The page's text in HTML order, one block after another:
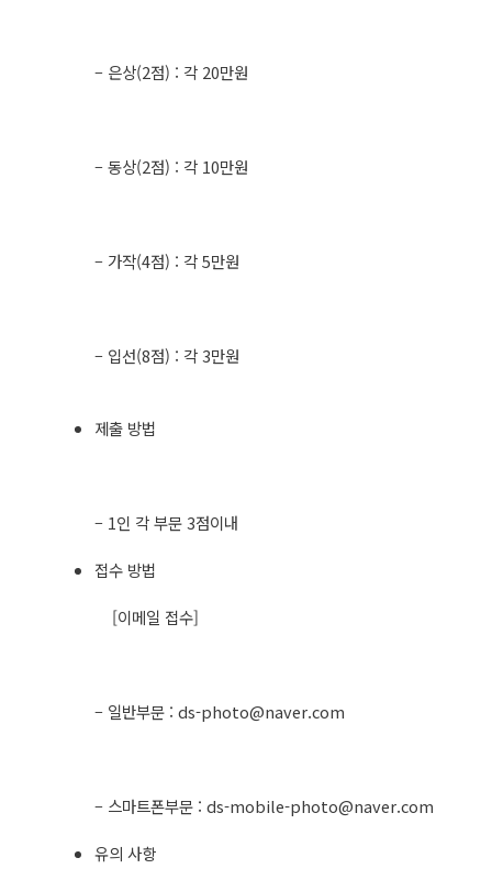
– 은상(2점) : 각 20만원
– 동상(2점) : 각 10만원
– 가작(4점) : 각 5만원
– 입선(8점) : 각 3만원
제출 방법
– 1인 각 부문 3점이내
접수 방법
[이메일 접수]
– 일반부문 : ds-photo@naver.com
– 스마트폰부문 : ds-mobile-photo@naver.com
유의 사항